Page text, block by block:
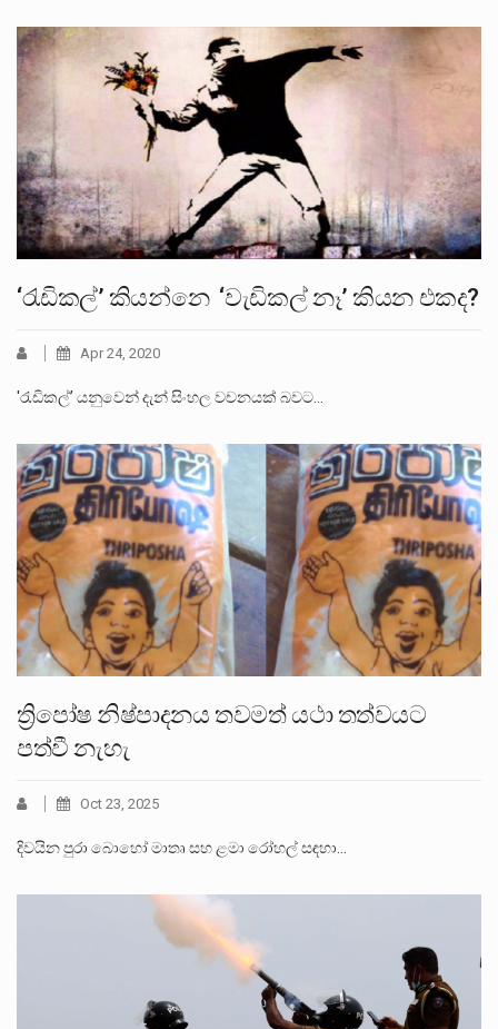
‘රැඩිකල්’ කියන්නෙ ‘වැඩිකල් නෑ’ කියන එකද?
Apr 24, 2020
'රැඩිකල්’ යනුවෙන් දැන් සිංහල වචනයක් බවට…
ත්‍රිපෝෂ නිෂ්පාදනය තවමත් යථා තත්වයට
පත්වී නැහැ
Oct 23, 2025
දිවයින පුරා බොහෝ මාතෘ සහ ළමා රෝහල් සඳහා…